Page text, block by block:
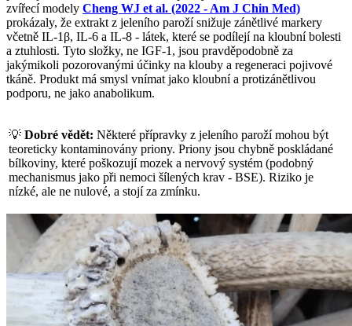
zvířecí modely Cheng WJ et al. (2022 - Am J Chin Med)
prokázaly, že extrakt z jeleního paroží snižuje zánětlivé markery
včetně IL-1β, IL-6 a IL-8 - látek, které se podílejí na kloubní bolesti
a ztuhlosti. Tyto složky, ne IGF-1, jsou pravděpodobně za
jakýmikoli pozorovanými účinky na klouby a regeneraci pojivové
tkáně. Produkt má smysl vnímat jako kloubní a protizánětlivou
podporu, ne jako anabolikum.
💡 Dobré vědět: Některé přípravky z jeleního paroží mohou být
teoreticky kontaminovány priony. Priony jsou chybně poskládané
bílkoviny, které poškozují mozek a nervový systém (podobný
mechanismus jako při nemoci šílených krav - BSE). Riziko je
nízké, ale ne nulové, a stojí za zmínku.